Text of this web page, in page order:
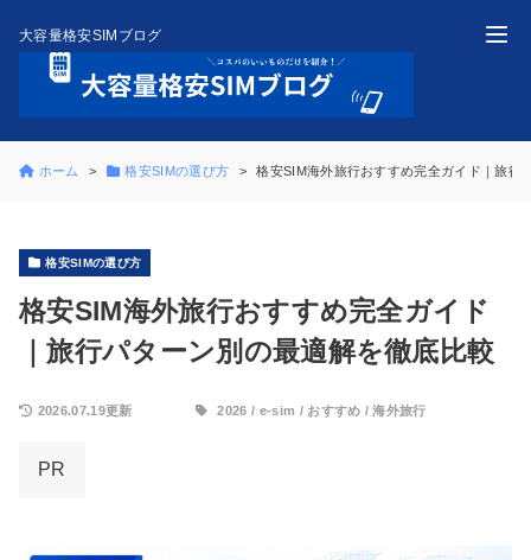
大容量格安SIMブログ
ホーム 格安SIMの選び方 格安SIM海外旅行おすすめ完全ガイド｜旅行
格安SIMの選び方
格安SIM海外旅行おすすめ完全ガイド
｜旅行パターン別の最適解を徹底比較
2026.07.19更新 2026 / e-sim / おすすめ /海外旅行
PR